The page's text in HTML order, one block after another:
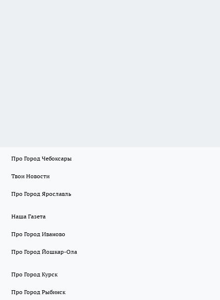
Про Город Чебоксары
Твои Новости
Про Город Ярославль
Наша Газета
Про Город Иваново
Про Город Йошкар-Ола
Про Город Курск
Про Город Рыбинск